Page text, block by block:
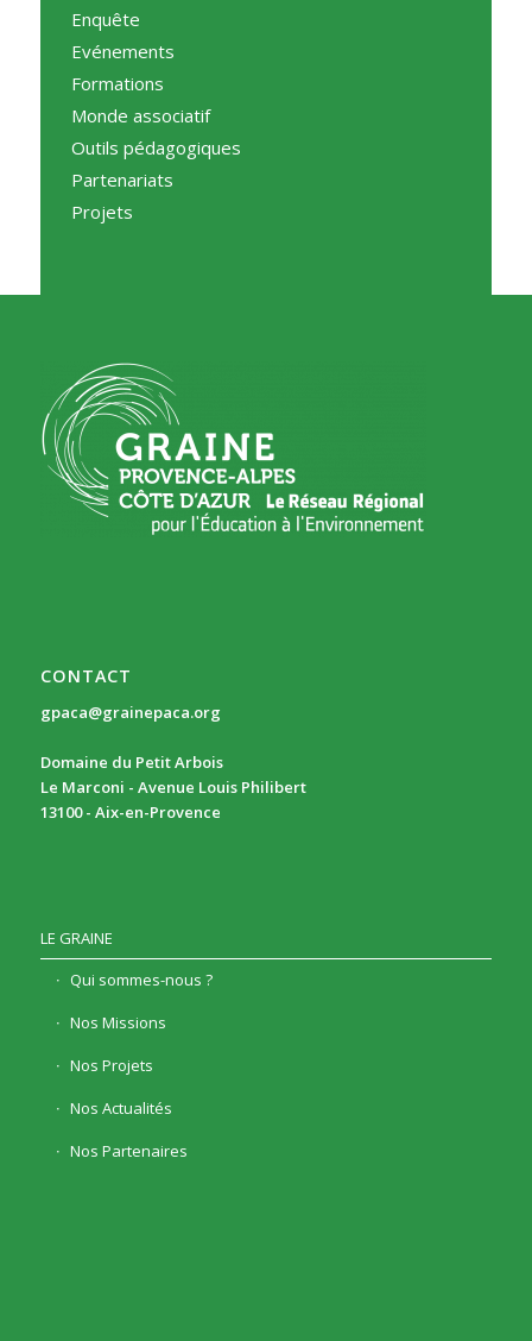
Enquête
Evénements
Formations
Monde associatif
Outils pédagogiques
Partenariats
Projets
CONTACT
gpaca@grainepaca.org
Domaine du Petit Arbois
Le Marconi - Avenue Louis Philibert
13100 - Aix-en-Provence
LE GRAINE
Qui sommes-nous ?
Nos Missions
Nos Projets
Nos Actualités
Nos Partenaires